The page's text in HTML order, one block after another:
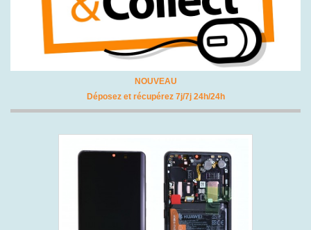
NOUVEAU
Déposez et récupérez 7j/7j 24h/24h